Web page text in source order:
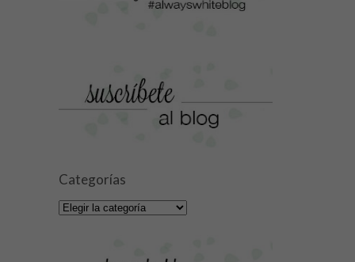
Categorías
Categorías